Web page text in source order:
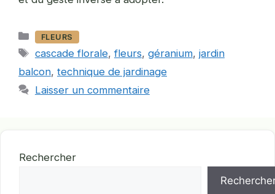
Catégories
FLEURS
Étiquettes
cascade florale,fleurs, géranium, jardin
balcon, technique de jardinage
Laisser un commentaire
Rechercher